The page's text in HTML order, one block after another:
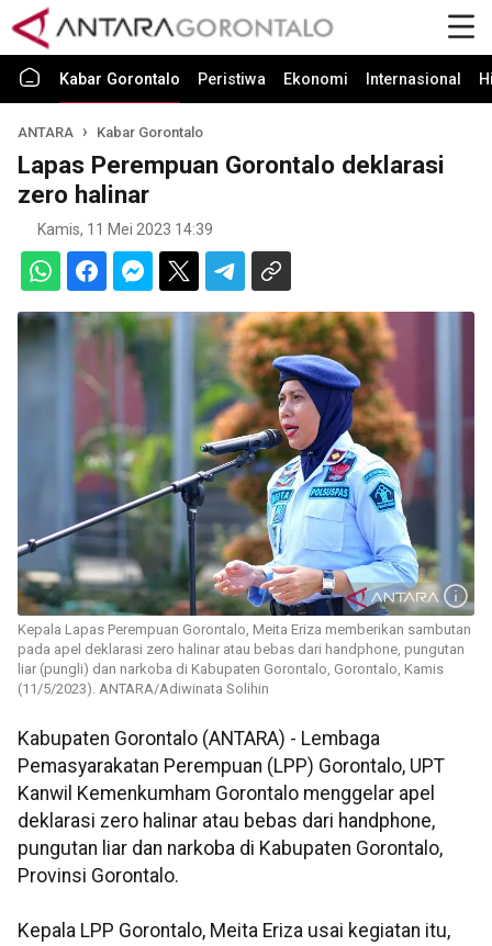
Kabar Gorontalo Peristiwa Ekonomi Internasional
ANTARA Kabar Gorontalo
Lapas Perempuan Gorontalo deklarasi
zero halinar
Kamis, 11 Mei 2023 14:39
Kepala Lapas Perempuan Gorontalo, Meita Eriza memberikan sambutan
pada apel deklarasi zero halinar atau bebas dari handphone, pungutan
liar (pungli) dan narkoba di Kabupaten Gorontalo, Gorontalo, Kamis
(11/5/2023). ANTARA/Adiwinata Solihin
Kabupaten Gorontalo (ANTARA) - Lembaga
Pemasyarakatan Perempuan (LPP) Gorontalo, UPT
Kanwil Kemenkumham Gorontalo menggelar apel
deklarasi zero halinar atau bebas dari handphone,
pungutan liar dan narkoba di Kabupaten Gorontalo,
Provinsi Gorontalo.
Kepala LPP Gorontalo, Meita Eriza usai kegiatan itu,